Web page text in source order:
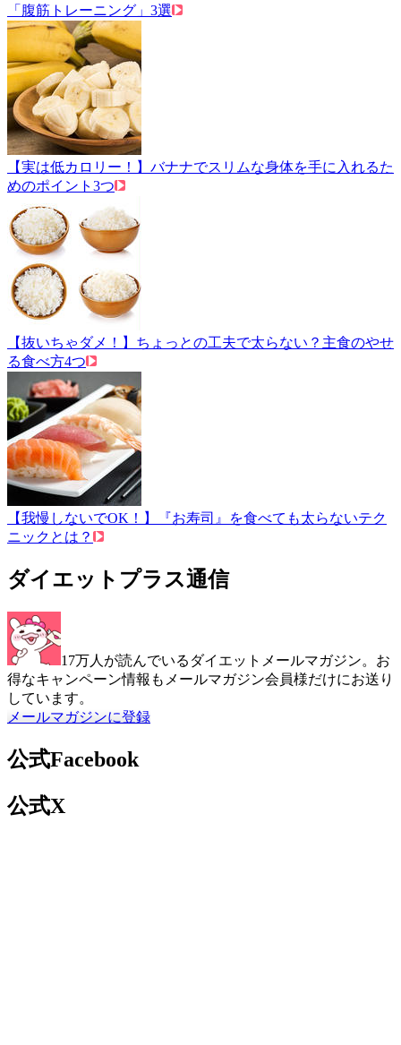
「腹筋トレーニング」3選
【実は低カロリー！】バナナでスリムな身体を手に入れるた
めのポイント3つ
【抜いちゃダメ！】ちょっとの工夫で太らない？主食のやせ
る食べ方4つ
【我慢しないでOK！】『お寿司』を食べても太らないテク
ニックとは？
ダイエットプラス通信
17万人が読んでいるダイエットメールマガジン。お
得なキャンペーン情報もメールマガジン会員様だけにお送り
しています。
メールマガジンに登録
公式Facebook
公式X